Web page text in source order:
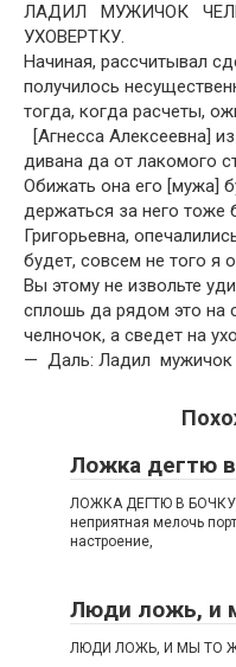
ЛАДИЛ МУЖИЧОК
УХОВЕРТКУ.
Начиная, рассчитывал
получилось
тогда, когда расчеты,
[Агнесса Алексеевна]
дивана да от лакомого
Обижать она его [мужа]
держаться за него тоже
Григорьевна,
будет, совсем не того
Вы этому не извольте
сплошь да рядом это на
челночок, а сведет на
— Даль: Ладил мужичок
Ложка дегтю
ЛОЖКА ДЕГТЮ В БОЧКУ
неприятная мелочь
настроение,
Люди ложь, и
ЛЮДИ ЛОЖЬ, И МЫ ТО Ж.